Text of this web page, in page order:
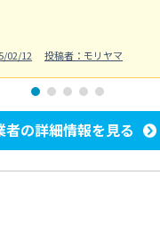
02/12 投稿者：モリヤマ
者の詳細情報を見る